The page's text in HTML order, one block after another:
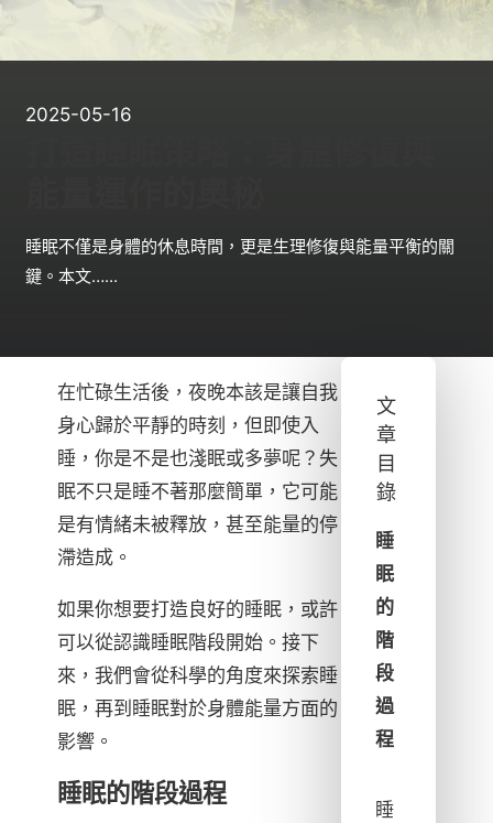
2025-05-16
睡眠不僅是身體的休息時間，更是生理修復與能量平衡的關
鍵。本文…...
在忙碌生活後，夜晚本該是讓自我
身心歸於平靜的時刻，但即使入
睡，你是不是也淺眠或多夢呢？失
眠不只是睡不著那麼簡單，它可能
是有情緒未被釋放，甚至能量的停
滯造成。
如果你想要打造良好的睡眠，或許
可以從認識睡眠階段開始。接下
來，我們會從科學的角度來探索睡
眠，再到睡眠對於身體能量方面的
影響。
睡眠的階段過程
文
章
目
錄
睡
眠
的
階
段
過
程
睡